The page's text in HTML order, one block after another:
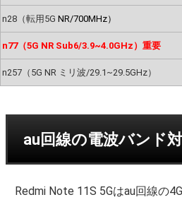
n28（転用5G NR/700MHz）
n77（5G NR Sub6/3.9~4.0GHz）重要
n257（5G NR ミリ波/29.1~29.5GHz）
au回線の電波バンド
Redmi Note 11S 5Gはau回線の